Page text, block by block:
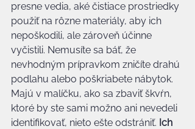
presne vedia, aké čistiace prostriedky
použiť na rôzne materiály, aby ich
nepoškodili, ale zároveň účinne
vyčistili. Nemusíte sa báť, že
nevhodným prípravkom zničíte drahú
podlahu alebo poškriabete nábytok.
Majú v malíčku, ako sa zbaviť škvŕn,
ktoré by ste sami možno ani nevedeli
identifikovať, nieto ešte odstrániť. Ich